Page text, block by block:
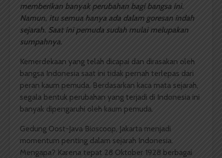
memberikan banyak perubahan bagi bangsa ini.
Namun, itu semua hanya ada dalam goresan indah
sejarah. Saat ini pemuda sudah mulai melupakan
sumpahnya.
Kemerdekaan yang telah dicapai dan dirasakan oleh
bangsa Indonesia saat ini tidak pernah terlepas dari
peran kaum pemuda. Berdasarkan kaca mata sejarah,
segala bentuk perubahan yang terjadi di Indonesia ini
banyak dipengaruhi oleh kaum pemuda.
Gedung Oost-Java Bioscoop, Jakarta menjadi
momentum penting dalam sejarah Indonesia.
Mengapa? Karena tepat 28 Oktober 1928 berbagai